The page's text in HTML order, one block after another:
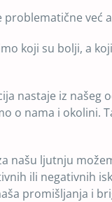
problematične već
koji su bolji, a
nastaje iz
o nama i okolini.
našu ljutnju
ili negativnih
promišljanja i